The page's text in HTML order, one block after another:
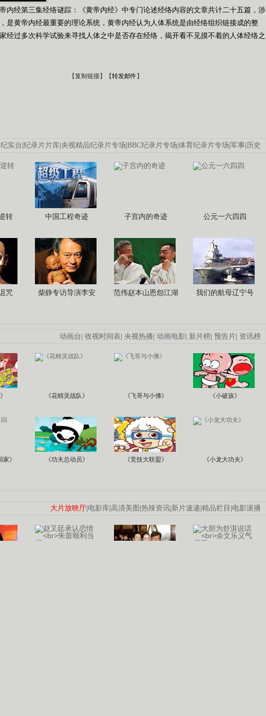
内经第三集经络谜踪：《黄帝内经》中专门论述经络内容的文章共计二十五篇，涉
是黄帝内经最重要的理论系统，黄帝内经认为人体系统是由经络组织链接成的整
经过多次科学试验来寻找人体之中是否存在经络，揭开看不见摸不着的人体经络之
【复制链接】【转发邮件 】
纪实台 纪录片片库 央视精品纪录片专场 BBC纪录片专场 体育纪录片专场 军事 历史
转 中国工程奇迹 子宫内的奇迹 公元一六四四
咒 柴静专访导演李安 范伟赵本山恩怨江湖 我们的航母辽宁号
动画台 收视时间表 央视热播 动画电影 新片榜 预告片 资讯榜
《花精灵战队》 《飞哥与小佛》 《小破孩》
》 《功夫总动员》 《竞技大联盟》 《小龙大功夫》
大片放映厅 电影库 高清美图 热辣资讯 新片速递 精品栏目 电影滚播